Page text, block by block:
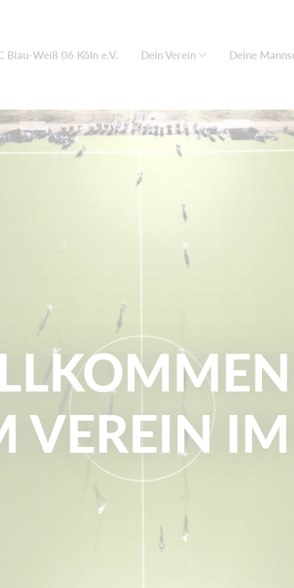
Blau-Weiß 06 Köln e.V. Dein Verein Deine
VEREIN